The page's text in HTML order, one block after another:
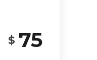
$ 75